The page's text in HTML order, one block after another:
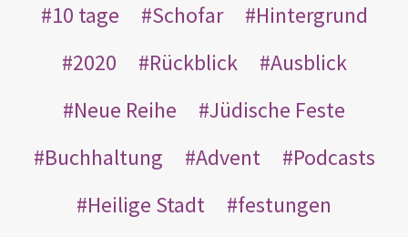
10 tage
Schofar
Hintergrund
2020
Rückblick
Ausblick
Neue Reihe
Jüdische Feste
Buchhaltung
Advent
Podcasts
Heilige Stadt
festungen